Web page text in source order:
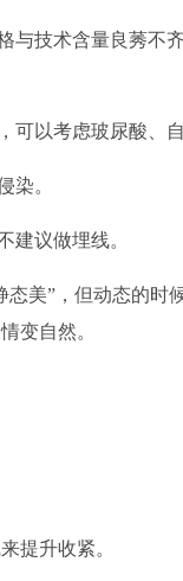
与技术含量良莠不
以考虑玻尿酸、
染。
建议做埋线。
态美”，但动态的时
变自然。
提升收紧。